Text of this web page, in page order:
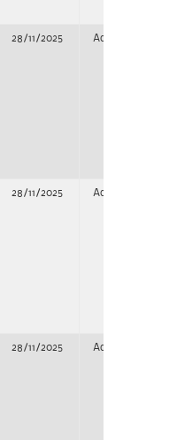
28/11/2025 Adjudicación
28/11/2025 Adjudicación
28/11/2025 Adjudicación